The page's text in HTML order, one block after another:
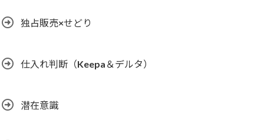
独占販売×せどり
仕入れ判断（Keepa＆デルタ）
潜在意識